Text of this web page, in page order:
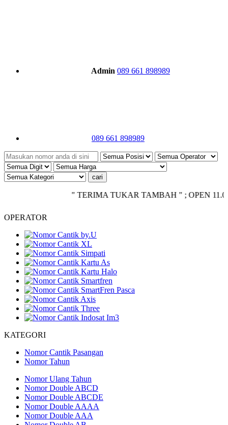
Admin 089 661 898989
089 661 898989
" TERIMA TUKAR TAMBAH " ; OPEN 11.00 -
OPERATOR
KATEGORI
Nomor Cantik Pasangan
Nomor Tahun
Nomor Ulang Tahun
Nomor Double ABCD
Nomor Double ABCDE
Nomor Double AAAA
Nomor Double AAA